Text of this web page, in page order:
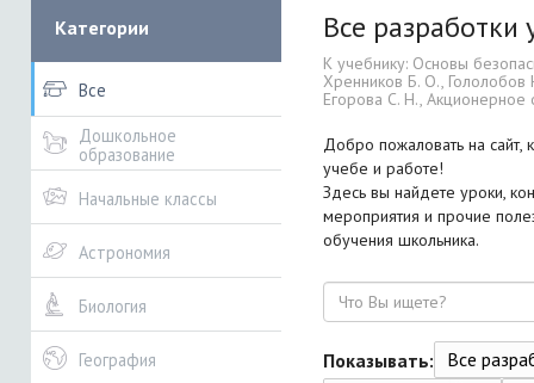
Категории
Все
Дошкольное
образование
Начальные классы
Астрономия
Биология
География
Все разработки
К учебнику: Основы
Хренников Б. О.,
Егорова С. Н., Акционерное
Добро пожаловать на сайт,
учебе и работе!
Здесь вы найдете уроки,
мероприятия и прочие
обучения школьника.
Поиск
Показывать:
Все